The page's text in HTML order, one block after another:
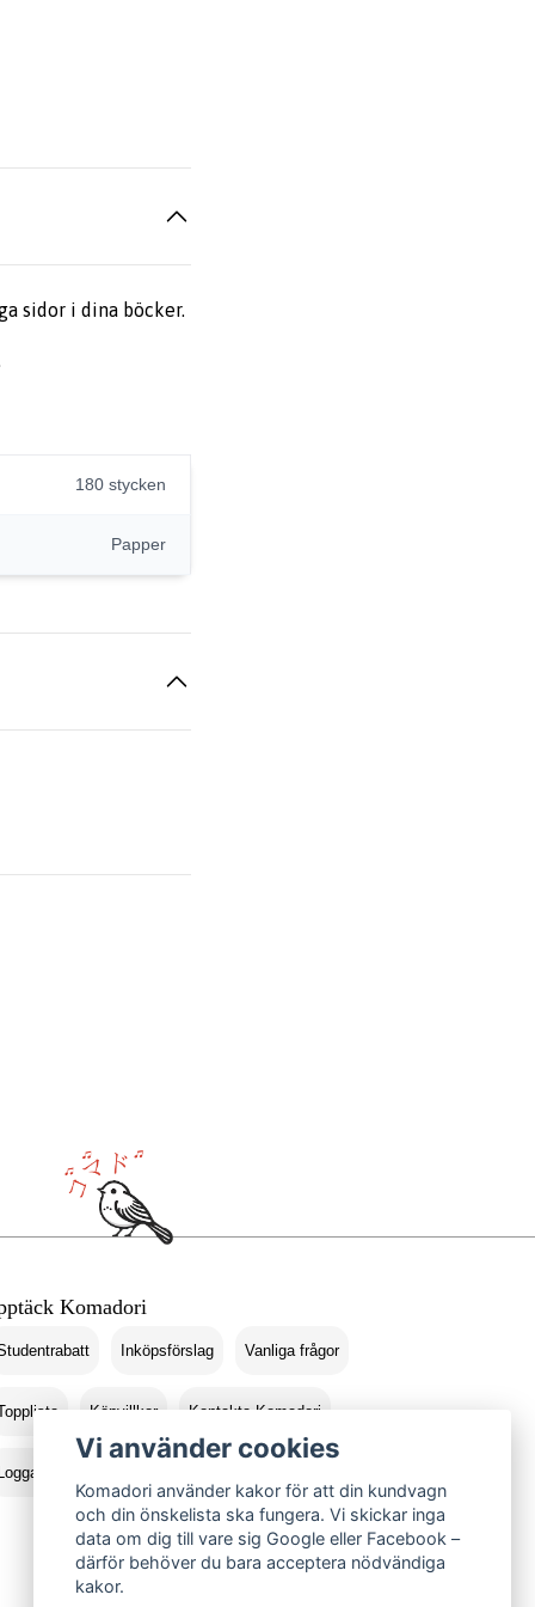
sidor i dina böcker.
180 stycken
Papper
Komadori
Inköpsförslag Vanliga frågor
Köpvillkor Kontakta Komadori
Logga in
Vi använder cookies
Komadori använder kakor för att din kundvagn
och din önskelista ska fungera. Vi skickar inga
data om dig till vare sig Google eller Facebook –
därför behöver du bara acceptera nödvändiga
kakor.